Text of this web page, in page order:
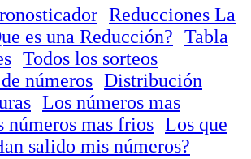
Reducciones La
es una Reducción? Tabla
Todos los sorteos
números Distribución
Los números mas
números mas frios Los que
salido mis números?